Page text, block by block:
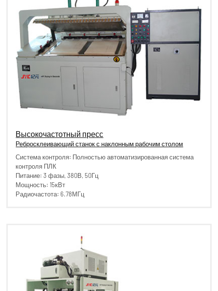
Высокочастотный пресс
Ребросклеивающий станок с наклонным рабочим столом
Система контроля: Полностью автоматизированная система
контроля ПЛК
Питание: 3 фазы, 380В, 50Гц
Мощность: 15кВт
Радиочастота: 6.78МГц